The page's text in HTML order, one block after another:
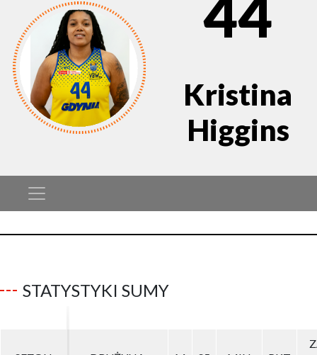
44
Kristina
Higgins
STATYSTYKI SUMY